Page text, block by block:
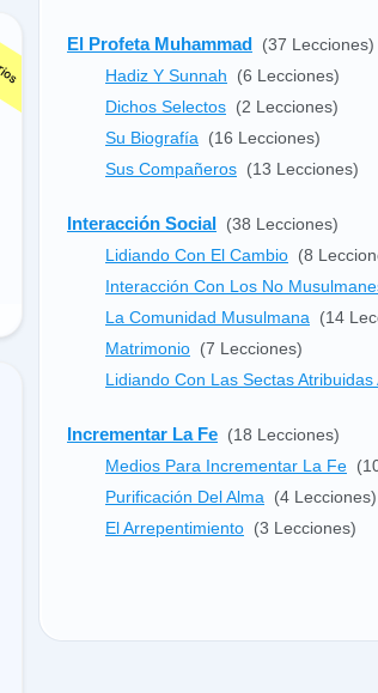
El Profeta Muhammad (37 Lecciones)
Hadiz Y Sunnah
(6 Lecciones)
Dichos Selectos (2 Lecciones)
Su Biografía
(16 Lecciones)
Sus Compañeros (13 Lecciones)
Interacción Social (38 Lecciones)
Lidiando Con El Cambio (8
Interacción Con Los No
La Comunidad Musulmana
(14
Matrimonio (7 Lecciones)
Lidiando Con Las Sectas Atribuidas
Incrementar La Fe (18 Lecciones)
Medios Para Incrementar La Fe
Purificación Del Alma
(4 Lecciones)
El Arrepentimiento (3 Lecciones)